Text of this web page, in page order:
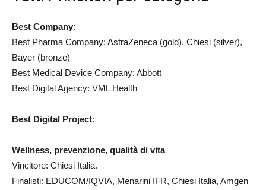
Best Company:
Best Pharma Company: AstraZeneca (gold), Chiesi (silver),
Bayer (bronze)
Best Medical Device Company: Abbott
Best Digital Agency: VML Health
Best Digital Project:
Wellness, prevenzione, qualità di vita
Vincitore: Chiesi Italia.
Finalisti: EDUCOM/IQVIA, Menarini IFR, Chiesi Italia, Amgen